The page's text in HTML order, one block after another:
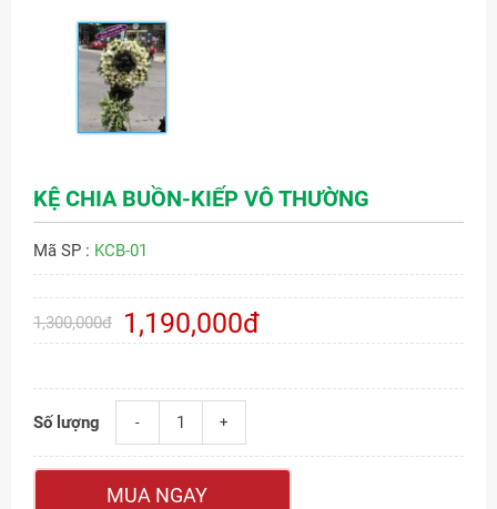
KỆ CHIA BUỒN-KIẾP VÔ THƯỜNG
Mã SP : KCB-01
1,300,000đ 1,190,000đ
Số lượng - +
MUA NGAY